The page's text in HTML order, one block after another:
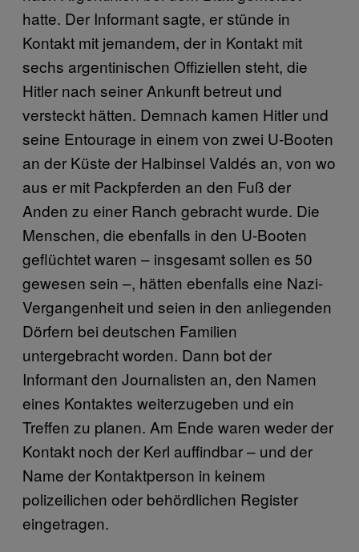
hatte. Der Informant sagte, er stünde in
Kontakt mit jemandem, der in Kontakt mit
sechs argentinischen Offiziellen steht, die
Hitler nach seiner Ankunft betreut und
versteckt hätten. Demnach kamen Hitler und
seine Entourage in einem von zwei U-Booten
an der Küste der Halbinsel Valdés an, von wo
aus er mit Packpferden an den Fuß der
Anden zu einer Ranch gebracht wurde. Die
Menschen, die ebenfalls in den U-Booten
geflüchtet waren – insgesamt sollen es 50
gewesen sein –, hätten ebenfalls eine Nazi-
Vergangenheit und seien in den anliegenden
Dörfern bei deutschen Familien
untergebracht worden. Dann bot der
Informant den Journalisten an, den Namen
eines Kontaktes weiterzugeben und ein
Treffen zu planen. Am Ende waren weder der
Kontakt noch der Kerl auffindbar – und der
Name der Kontaktperson in keinem
polizeilichen oder behördlichen Register
eingetragen.